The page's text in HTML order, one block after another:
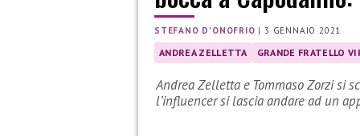
STEFANO D'ONOFRIO |3 GENNAIO 2021
ANDREA ZELLETTA GRANDE FRATELLO
Andrea Zelletta e Tommaso Zorzi si
l’influencer si lascia andare ad un